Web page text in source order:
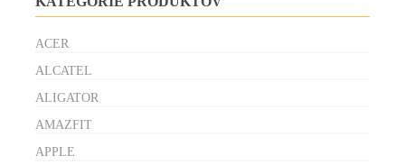
ACER
ALCATEL
ALIGATOR
AMAZFIT
APPLE